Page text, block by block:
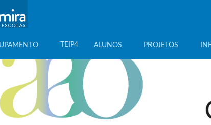
TEIP4 ALUNOS PROJETOS